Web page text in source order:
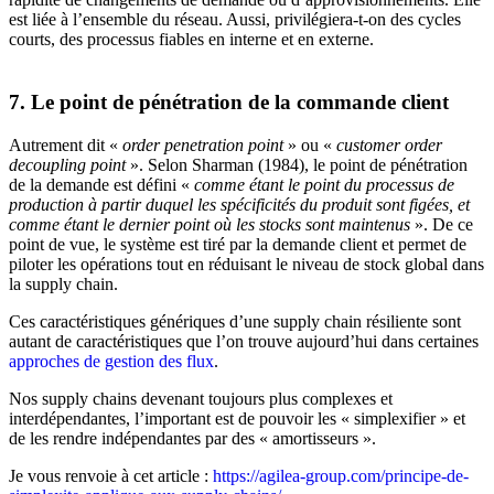
est liée à l’ensemble du réseau. Aussi, privilégiera-t-on des cycles
courts, des processus fiables en interne et en externe.
7. Le point de pénétration de la commande client
Autrement dit « order penetration point» ou « customer order
decoupling point». Selon Sharman (1984), le point de pénétration
de la demande est défini « comme étant le point du processus de
production à partir duquel les spécificités du produit sont figées, et
comme étant le dernier point où les stocks sont maintenus ». De ce
point de vue, le système est tiré par la demande client et permet de
piloter les opérations tout en réduisant le niveau de stock global dans
la supply chain.
Ces caractéristiques génériques d’une supply chain résiliente sont
autant de caractéristiques que l’on trouve aujourd’hui dans certaines
approches de gestion des flux.
Nos supply chains devenant toujours plus complexes et
interdépendantes, l’important est de pouvoir les « simplexifier » et
de les rendre indépendantes par des « amortisseurs ».
Je vous renvoie à cet article : https://agilea-group.com/principe-de-